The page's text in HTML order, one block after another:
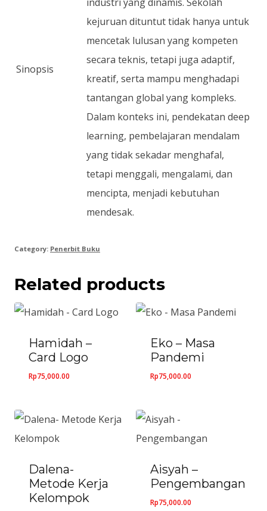
Sinopsis
kejuruan dituntut tidak hanya untuk
mencetak lulusan yang kompeten
secara teknis, tetapi juga adaptif,
kreatif, serta mampu menghadapi
tantangan global yang kompleks.
Dalam konteks ini, pendekatan deep
learning, pembelajaran mendalam
yang tidak sekadar menghafal,
tetapi menggali, mengalami, dan
mencipta, menjadi kebutuhan
mendesak.
Category: Penerbit Buku
Related products
Hamidah –
Card Logo
Rp75,000.00
Eko – Masa
Pandemi
Rp75,000.00
Dalena-
Metode Kerja
Kelompok
Aisyah –
Pengembangan
Rp75,000.00